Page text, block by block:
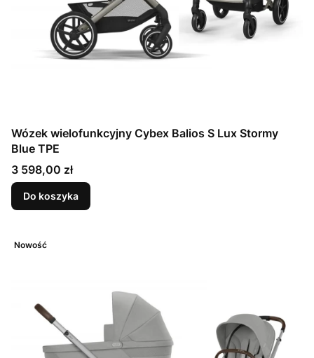
Wózek wielofunkcyjny Cybex Balios S Lux Stormy
Blue TPE
Cena
3 598,00 zł
Do koszyka
Nowość